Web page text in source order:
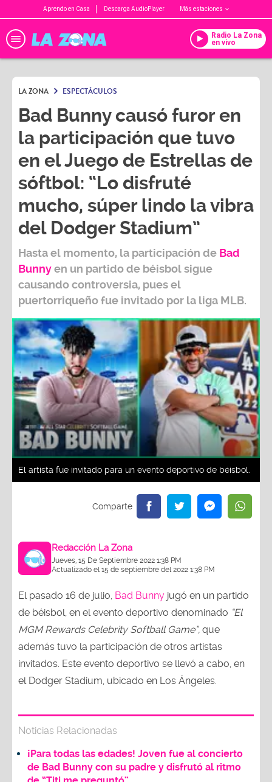
Aprendo en Casa Descarga AudioPlayer Más estaciones
Radio La Zona
en vivo
LA ZONA ESPECTÁCULOS
Bad Bunny causó furor en
la participación que tuvo
en el Juego de Estrellas de
sóftbol: “Lo disfruté
mucho, súper lindo la vibra
del Dodger Stadium”
Hasta el momento, la participación de Bad
Bunnyen un partido de béisbol sigue
causando controversia, pues el
puertorriqueño fue invitado por la liga MLB.
El artista fue invitado para un evento deportivo de béisbol.
Redacción La Zona
Jueves, 15 De Septiembre 2022 1:38 PM
Actualizado el 15 de septiembre del 2022 1:38 PM
El pasado 16 de julio, Bad Bunny jugó en un partido
de béisbol, en el evento deportivo denominado “El
MGM Rewards Celebrity Softball Game”, que
además tuvo la participación de otros artistas
invitados. Este evento deportivo se llevó a cabo, en
el Dodger Stadium, ubicado en Los Ángeles.
Noticias Relacionadas
¡Para todas las edades! Joven fue al concierto
de Bad Bunny con su padre y disfrutó al ritmo